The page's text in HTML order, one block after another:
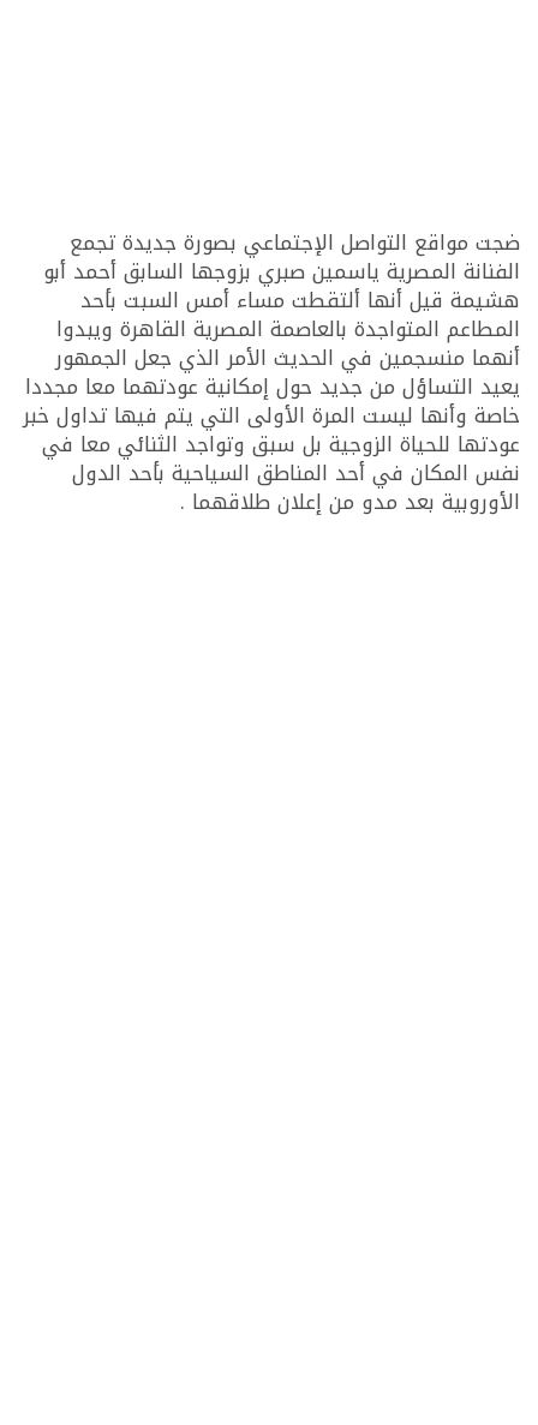
ضجت مواقع التواصل الإجتماعي بصورة جديدة تجمع
الفنانة المصرية ياسمين صبري بزوجها السابق أحمد أبو
هشيمة قيل أنها ألتقطت مساء أمس السبت بأحد
المطاعم المتواجدة بالعاصمة المصرية القاهرة ويبدوا
أنهما منسجمين في الحديث الأمر الذي جعل الجمهور
يعيد التساؤل من جديد حول إمكانية عودتهما معا مجددا
خاصة وأنها ليست المرة الأولى التي يتم فيها تداول خبر
عودتها للحياة الزوجية بل سبق وتواجد الثنائي معا في
نفس المكان في أحد المناطق السياحية بأحد الدول
الأوروبية بعد مدو من إعلان طلاقهما .